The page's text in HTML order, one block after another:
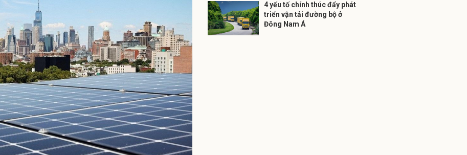
4 yếu tố chính thúc đẩy phát
triển vận tải đường bộ ở
Đông Nam Á